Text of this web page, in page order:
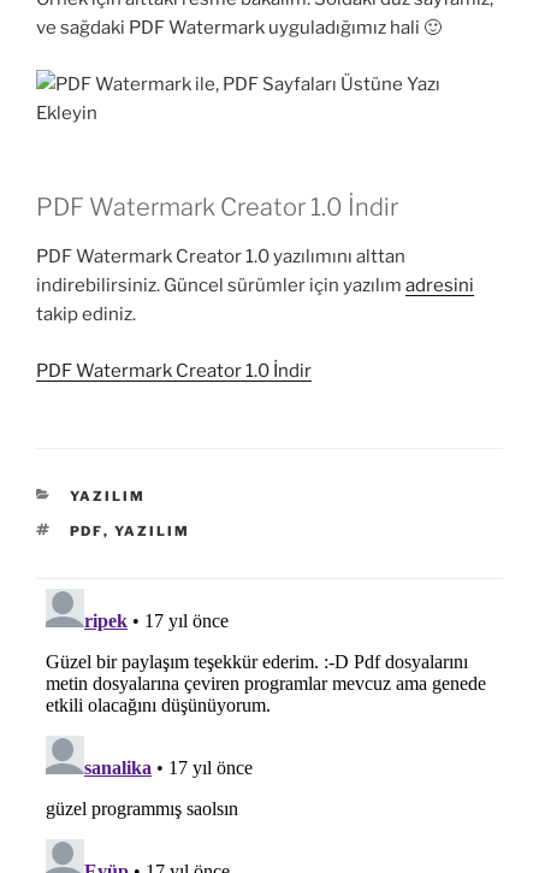
ve sağdaki PDF Watermark uyguladığımız hali 🙂
PDF Watermark Creator 1.0 İndir
PDF Watermark Creator 1.0 yazılımını alttan
indirebilirsiniz. Güncel sürümler için yazılım adresini
takip ediniz.
PDF Watermark Creator 1.0 İndir
KATEGORILER
YAZILIM
ETIKETLER
PDF, YAZILIM